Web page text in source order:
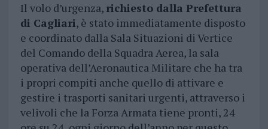
Il volo d’urgenza, richiesto dalla Prefettura
di Cagliari, è stato immediatamente disposto
e coordinato dalla Sala Situazioni di Vertice
del Comando della Squadra Aerea, la sala
operativa dell’Aeronautica Militare che ha tra
i propri compiti anche quello di attivare e
gestire i trasporti sanitari urgenti, attraverso i
velivoli che la Forza Armata tiene pronti, 24